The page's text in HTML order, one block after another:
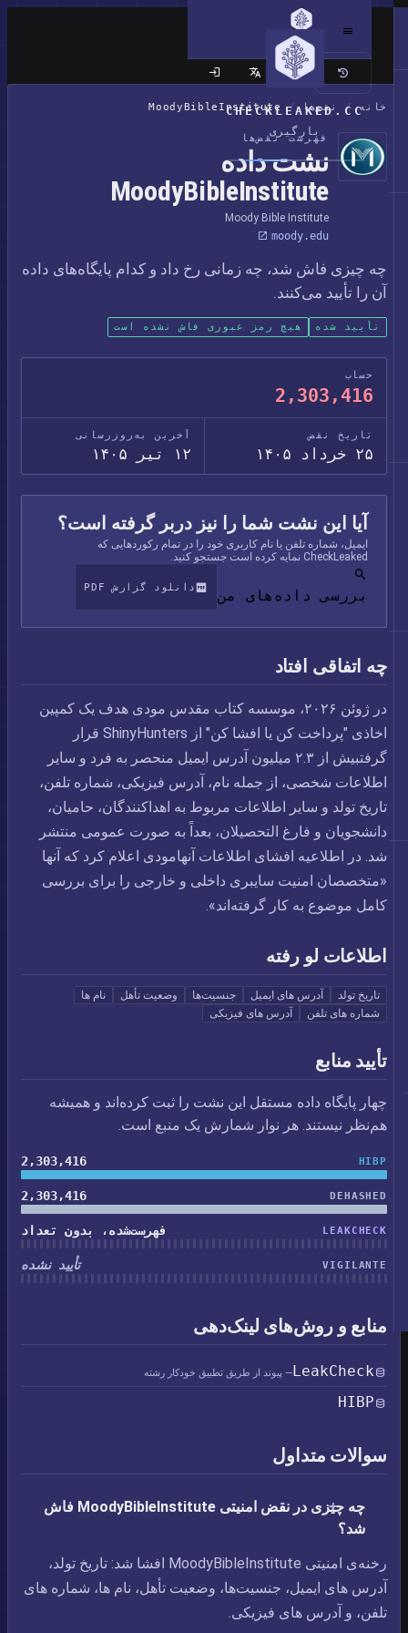
CHECKLEAKED.CC
بارگیری
سایت کلاسیک
خانه / نقض‌ها /
MoodyBibleInstitute
فهرست نقض‌ها
نشت داده
MoodyBibleInstitute
Moody Bible Institute
moody.edu
چه چیزی فاش شد، چه زمانی رخ داد و کدام پایگاه‌های داده
آن را تأیید می‌کنند.
تأیید شده هیچ رمز عبوری فاش نشده است
حساب
2,303,416
تاریخ نقض
۲۵ خرداد ۱۴۰۵
آخرین به‌روزرسانی
۱۲ تیر ۱۴۰۵
آیا این نشت شما را نیز دربر گرفته است؟
ایمیل، شماره تلفن یا نام کاربری خود را در تمام رکوردهایی که
CheckLeaked نمایه کرده است جستجو کنید.
بررسی داده‌های من دانلود گزارش PDF
چه اتفاقی افتاد
در ژوئن ۲۰۲۶، موسسه کتاب مقدس مودی هدف یک کمپین
اخاذی "پرداخت کن یا افشا کن" از ShinyHunters قرار
گرفتبیش از ۲.۳ میلیون آدرس ایمیل منحصر به فرد و سایر
اطلاعات شخصی، از جمله نام، آدرس فیزیکی، شماره تلفن،
تاریخ تولد و سایر اطلاعات مربوط به اهداکنندگان، حامیان،
دانشجویان و فارغ التحصیلان، بعداً به صورت عمومی منتشر
شد. در اطلاعیه افشای اطلاعات آنهامودی اعلام کرد که آنها
«متخصصان امنیت سایبری داخلی و خارجی را برای بررسی
کامل موضوع به کار گرفته‌اند».
اطلاعات لو رفته
تاریخ تولد آدرس های ایمیل جنسیت‌ها وضعیت تأهل
نام ها
شماره های تلفن
آدرس های فیزیکی
تأیید منابع
چهار پایگاه داده مستقل این نشت را ثبت کرده‌اند و همیشه
هم‌نظر نیستند. هر نوار شمارش یک منبع است.
HIBP
2,303,416
DEHASHED
2,303,416
LEAKCHECK فهرست‌شده، بدون تعداد
VIGILANTE تأیید نشده
منابع و روش‌های لینک‌دهی
LeakCheck— پیوند از طریق تطبیق خودکار رشته
HIBP
سوالات متداول
چه چیزی در نقض امنیتی MoodyBibleInstitute فاش
شد؟
رخنه‌ی امنیتی MoodyBibleInstitute افشا شد: تاریخ تولد،‏
آدرس های ایمیل،‏ جنسیت‌ها،‏ وضعیت تأهل،‏ نام ها،‏ شماره های
تلفن، و آدرس های فیزیکی.